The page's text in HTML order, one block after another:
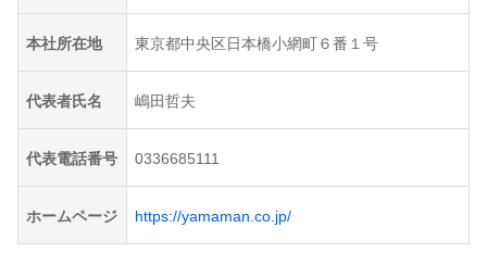
本社所在地 東京都中央区日本橋小網町６番１号
代表者氏名 嶋田哲夫
代表電話番号 0336685111
ホームページ https://yamaman.co.jp/